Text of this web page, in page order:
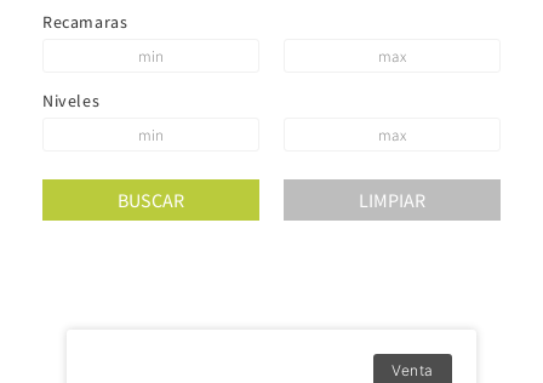
Recamaras
Niveles
Venta